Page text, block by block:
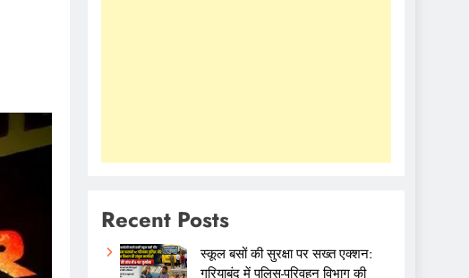
Recent Posts
स्कूल बसों की सुरक्षा पर सख्त एक्शन:
गरियाबंद में पुलिस-परिवहन विभाग की